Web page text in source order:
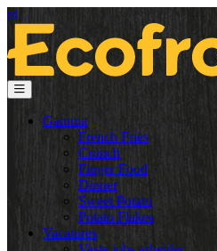
nl
Gamma
French Fries
Crunch
Finger Food
Dinner
Sweet Potato
Potato Flakes
Vacatures